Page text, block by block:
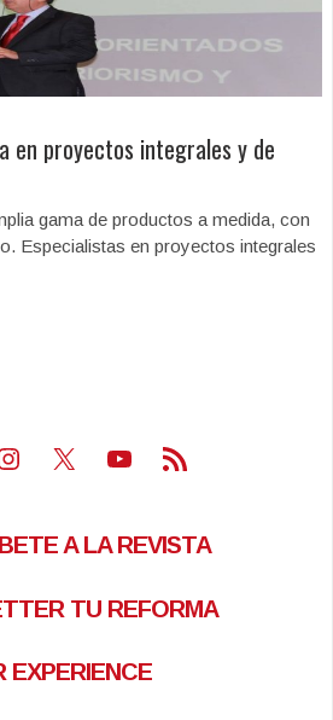
en proyectos integrales y de
gama de productos a medida, con
Especialistas en proyectos integrales
X Youtube
Feed RSS
A LA REVISTA
TU REFORMA
EXPERIENCE